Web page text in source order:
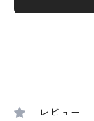
レビュー